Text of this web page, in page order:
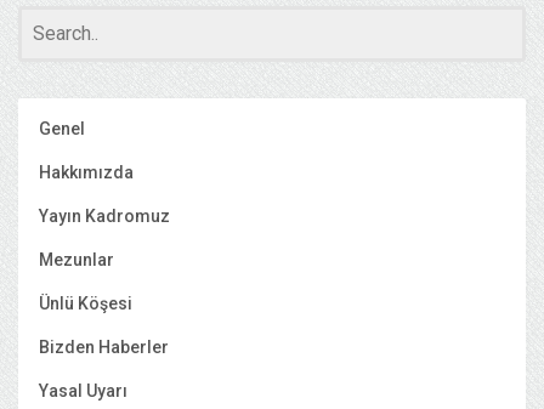
Genel
Hakkımızda
Yayın Kadromuz
Mezunlar
Ünlü Köşesi
Bizden Haberler
Yasal Uyarı